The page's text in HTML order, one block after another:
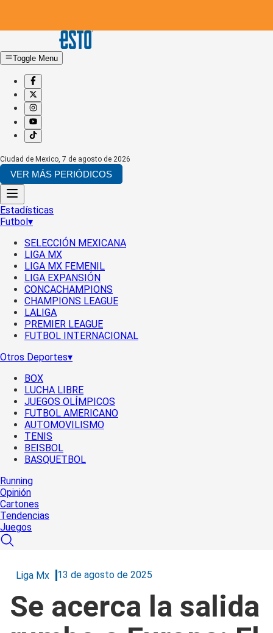
Toggle Menu
Ciudad de Mexico, 7 de agosto de 2026
VER MÁS PERIÓDICOS
Estadísticas
Futbol▾
SELECCIÓN MEXICANA
LIGA MX
LIGA MX FEMENIL
LIGA EXPANSIÓN
CONCACHAMPIONS
CHAMPIONS LEAGUE
LALIGA
PREMIER LEAGUE
FUTBOL INTERNACIONAL
Otros Deportes▾
BOX
LUCHA LIBRE
JUEGOS OLÍMPICOS
FUTBOL AMERICANO
AUTOMOVILISMO
TENIS
BEISBOL
BASQUETBOL
Running
Opinión
Cartones
Tendencias
Juegos
Liga Mx 13 de agosto de 2025
Se acerca la salida